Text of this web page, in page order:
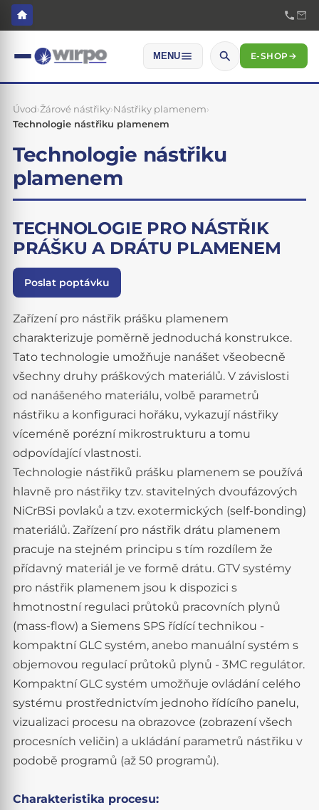
MENU E-SHOP→
Úvod›Žárové nástřiky›Nástřiky plamenem›
Technologie nástřiku plamenem
Technologie nástřiku
plamenem
TECHNOLOGIE PRO NÁSTŘIK
PRÁŠKU A DRÁTU PLAMENEM
Poslat poptávku
Zařízení pro nástřik prášku plamenem
charakterizuje poměrně jednoduchá konstrukce.
Tato technologie umožňuje nanášet všeobecně
všechny druhy práškových materiálů. V závislosti
od nanášeného materiálu, volbě parametrů
nástřiku a konfiguraci hořáku, vykazují nástřiky
víceméně porézní mikrostrukturu a tomu
odpovídající vlastnosti.
Technologie nástřiků prášku plamenem se používá
hlavně pro nástřiky tzv. stavitelných dvoufázových
NiCrBSi povlaků a tzv. exotermických (self-bonding)
materiálů. Zařízení pro nástřik drátu plamenem
pracuje na stejném principu s tím rozdílem že
přídavný materiál je ve formě drátu. GTV systémy
pro nástřik plamenem jsou k dispozici s
hmotnostní regulaci průtoků pracovních plynů
(mass-flow) a Siemens SPS řídící technikou -
kompaktní GLC systém, anebo manuální systém s
objemovou regulací průtoků plynů - 3MC regulátor.
Kompaktní GLC systém umožňuje ovládání celého
systému prostřednictvím jednoho řídícího panelu,
vizualizaci procesu na obrazovce (zobrazení všech
procesních veličin) a ukládání parametrů nástřiku v
podobě programů (až 50 programů).
Charakteristika procesu: